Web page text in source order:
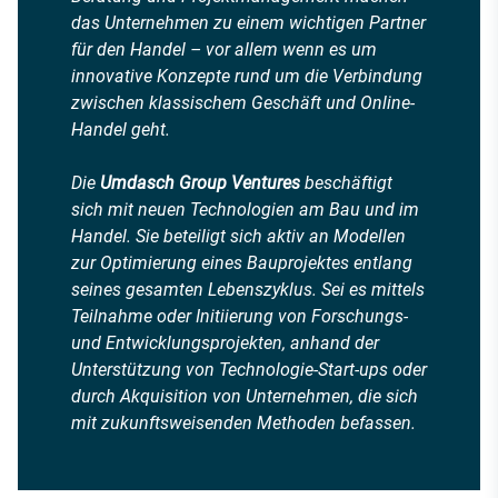
das Unternehmen zu einem wichtigen Partner
für den Handel – vor allem wenn es um
innovative Konzepte rund um die Verbindung
zwischen klassischem Geschäft und Online-
Handel geht.
Die Umdasch Group Ventures beschäftigt
sich mit neuen Technologien am Bau und im
Handel. Sie beteiligt sich aktiv an Modellen
zur Optimierung eines Bauprojektes entlang
seines gesamten Lebenszyklus. Sei es mittels
Teilnahme oder Initiierung von Forschungs-
und Entwicklungsprojekten, anhand der
Unterstützung von Technologie-Start-ups oder
durch Akquisition von Unternehmen, die sich
mit zukunftsweisenden Methoden befassen.